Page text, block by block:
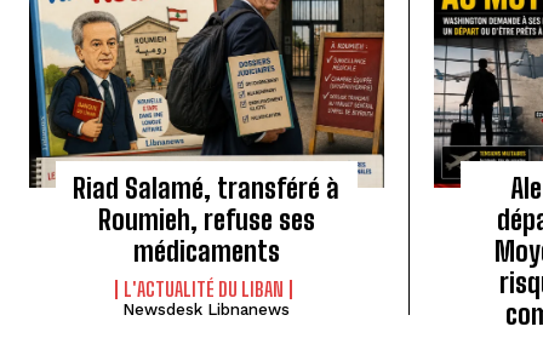
Riad Salamé, transféré à
Roumieh, refuse ses
médicaments
L'ACTUALITÉ DU LIBAN
Newsdesk Libnanews